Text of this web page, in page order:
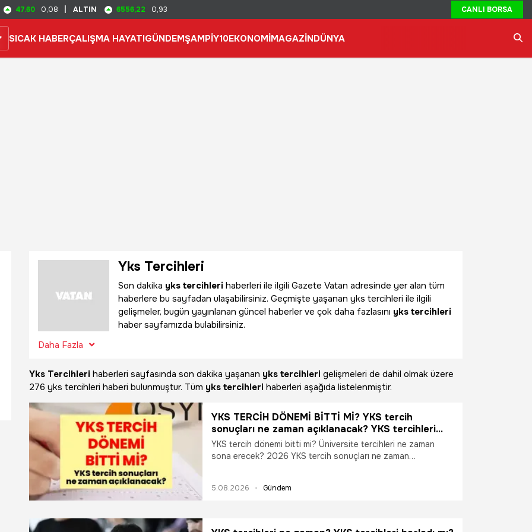
47.60 0,08 ALTIN 6556,22 0,93 CANLI BORSA
SICAK HABERÇALIŞMA HAYATIGÜNDEMŞAMPİY10EKONOMİMAGAZİNDÜNYA
Yks Tercihleri
Son dakika yks tercihleri haberleri ile ilgili Gazete Vatan adresinde yer alan tüm
haberlere bu sayfadan ulaşabilirsiniz. Geçmişte yaşanan yks tercihleri ile ilgili
gelişmeler, bugün yayınlanan güncel haberler ve çok daha fazlasını yks tercihleri
haber sayfamızda bulabilirsiniz.
Daha Fazla
Yks Tercihleri haberleri sayfasında son dakika yaşanan yks tercihleri gelişmeleri de dahil olmak üzere
276 yks tercihleri haberi bulunmuştur. Tüm yks tercihleri haberleri aşağıda listelenmiştir.
YKS TERCİH DÖNEMİ BİTTİ Mİ? YKS tercih
sonuçları ne zaman açıklanacak? YKS tercihleri
bitti mi, ne zaman bitiyor? YKS tercihleri hangi
tarihte sona erecek?
YKS tercih dönemi bitti mi? Üniversite tercihleri ne zaman
sona erecek? 2026 YKS tercih sonuçları ne zaman
değiştirebilir mi? YKS tercih ekranı ne zaman kapanacak?
tercih işlemlerinin bitiş tarihini ve tercih sonuçlarının
5.08.2026 Gündem